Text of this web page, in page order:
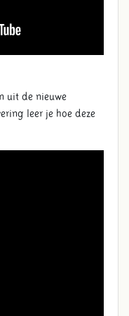
uit de nieuwe
leer je hoe deze